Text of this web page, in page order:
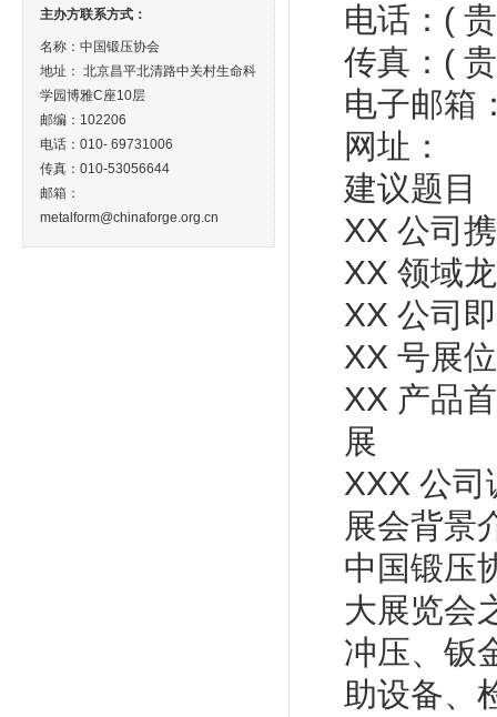
主办方联系方式：
名称：中国锻压协会
地址： 北京昌平北清路中关村生命科
学园博雅C座10层
邮编：102206
电话：010- 69731006
传真：010-53056644
邮箱：
metalform@chinaforge.org.cn
电话：(
传真：(
电子邮箱
网址：
建议题目
XX 公司
XX 领域
XX 公司
XX 号展
XX 产品
展
XXX 公司
展会背景
中国锻压
大展览会
冲压、钣
助设备、